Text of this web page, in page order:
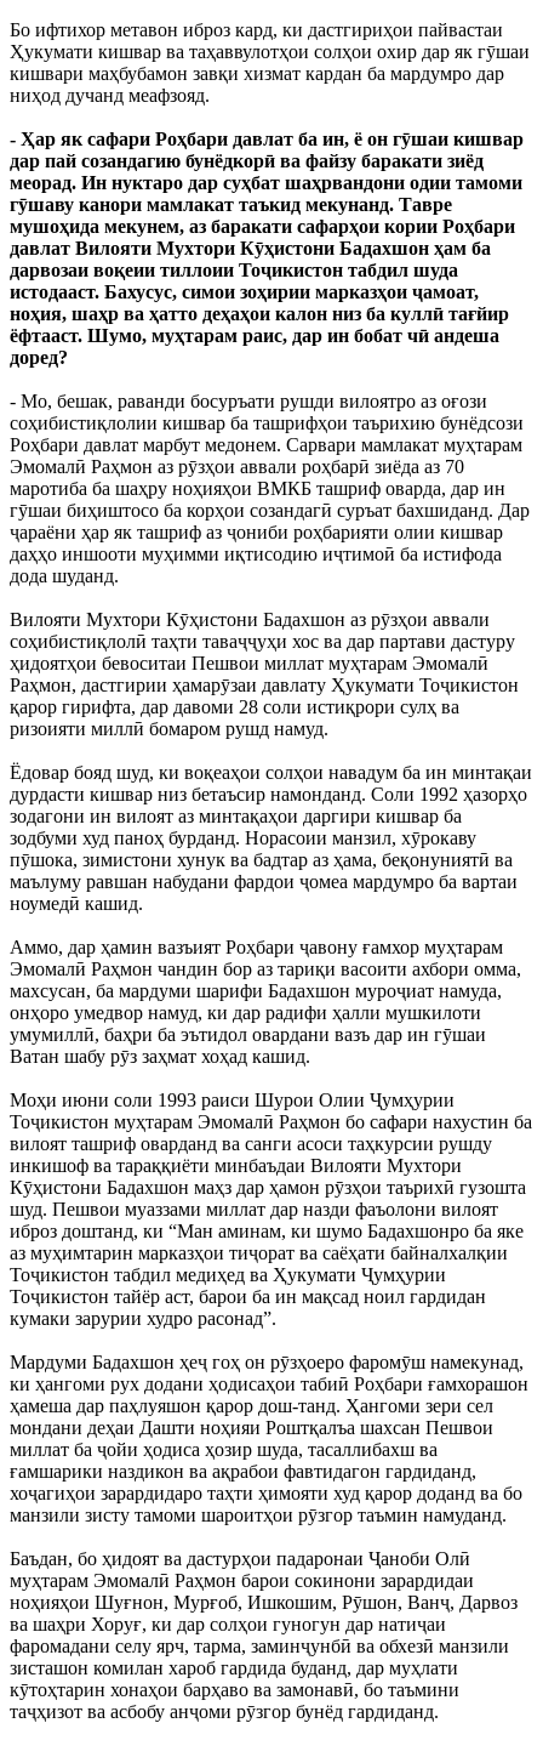
Бо ифтихор метавон иброз кард, ки дастгириҳои пайвастаи
Ҳукумати кишвар ва таҳаввулотҳои солҳои охир дар як гӯшаи
кишвари маҳбубамон завқи хизмат кардан ба мардумро дар
ниҳод дучанд меафзояд.
- Ҳар як сафари Роҳбари давлат ба ин, ё он гӯшаи кишвар
дар пай созандагию бунёдкорӣ ва файзу баракати зиёд
меорад. Ин нуктаро дар суҳбат шаҳрвандони одии тамоми
гӯшаву канори мамлакат таъкид мекунанд. Тавре
мушоҳида мекунем, аз баракати сафарҳои кории Роҳбари
давлат Вилояти Мухтори Кӯҳистони Бадахшон ҳам ба
дарвозаи воқеии тиллоии Тоҷикистон табдил шуда
истодааст. Бахусус, симои зоҳирии марказҳои ҷамоат,
ноҳия, шаҳр ва ҳатто деҳаҳои калон низ ба куллӣ тағйир
ёфтааст. Шумо, муҳтарам раис, дар ин бобат чӣ андеша
доред?
- Мо, бешак, раванди босуръати рушди вилоятро аз оғози
соҳибистиқлолии кишвар ба ташрифҳои таърихию бунёдсози
Роҳбари давлат марбут медонем. Сарвари мамлакат муҳтарам
Эмомалӣ Раҳмон аз рӯзҳои аввали роҳбарӣ зиёда аз 70
маротиба ба шаҳру ноҳияҳои ВМКБ ташриф оварда, дар ин
гӯшаи биҳиштосо ба корҳои созандагӣ суръат бахшиданд. Дар
ҷараёни ҳар як ташриф аз ҷониби роҳбарияти олии кишвар
даҳҳо иншооти муҳимми иқтисодию иҷтимоӣ ба истифода
дода шуданд.
Вилояти Мухтори Кӯҳистони Бадахшон аз рӯзҳои аввали
соҳибистиқлолӣ таҳти таваҷҷуҳи хос ва дар партави дастуру
ҳидоятҳои бевоситаи Пешвои миллат муҳтарам Эмомалӣ
Раҳмон, дастгирии ҳамарӯзаи давлату Ҳукумати Тоҷикистон
қарор гирифта, дар давоми 28 соли истиқрори сулҳ ва
ризоияти миллӣ бомаром рушд намуд.
Ёдовар бояд шуд, ки воқеаҳои солҳои навадум ба ин минтақаи
дурдасти кишвар низ бетаъсир намонданд. Соли 1992 ҳазорҳо
зодагони ин вилоят аз минтақаҳои даргири кишвар ба
зодбуми худ паноҳ бурданд. Норасоии манзил, хӯрокаву
пӯшока, зимистони хунук ва бадтар аз ҳама, беқонуниятӣ ва
маълуму равшан набудани фардои ҷомеа мардумро ба вартаи
ноумедӣ кашид.
Аммо, дар ҳамин вазъият Роҳбари ҷавону ғамхор муҳтарам
Эмомалӣ Раҳмон чандин бор аз тариқи васоити ахбори омма,
махсусан, ба мардуми шарифи Бадахшон муроҷиат намуда,
онҳоро умедвор намуд, ки дар радифи ҳалли мушкилоти
умумиллӣ, баҳри ба эътидол овардани вазъ дар ин гӯшаи
Ватан шабу рӯз заҳмат хоҳад кашид.
Моҳи июни соли 1993 раиси Шурои Олии Ҷумҳурии
Тоҷикистон муҳтарам Эмомалӣ Раҳмон бо сафари нахустин ба
вилоят ташриф оварданд ва санги асоси таҳкурсии рушду
инкишоф ва тараққиёти минбаъдаи Вилояти Мухтори
Кӯҳистони Бадахшон маҳз дар ҳамон рӯзҳои таърихӣ гузошта
шуд. Пешвои муаззами миллат дар назди фаъолони вилоят
иброз доштанд, ки “Ман аминам, ки шумо Бадахшонро ба яке
аз муҳимтарин марказҳои тиҷорат ва саёҳати байналхалқии
Тоҷикистон табдил медиҳед ва Ҳукумати Ҷумҳурии
Тоҷикистон тайёр аст, барои ба ин мақсад ноил гардидан
кумаки зарурии худро расонад”.
Мардуми Бадахшон ҳеҷ гоҳ он рӯзҳоеро фаромӯш намекунад,
ки ҳангоми рух додани ҳодисаҳои табиӣ Роҳбари ғамхорашон
ҳамеша дар паҳлуяшон қарор дош-танд. Ҳангоми зери сел
мондани деҳаи Дашти ноҳияи Роштқалъа шахсан Пешвои
миллат ба ҷойи ҳодиса ҳозир шуда, тасаллибахш ва
ғамшарики наздикон ва ақрабои фавтидагон гардиданд,
хоҷагиҳои зарардидаро таҳти ҳимояти худ қарор доданд ва бо
манзили зисту тамоми шароитҳои рӯзгор таъмин намуданд.
Баъдан, бо ҳидоят ва дастурҳои падаронаи Ҷаноби Олӣ
муҳтарам Эмомалӣ Раҳмон барои сокинони зарардидаи
ноҳияҳои Шуғнон, Мурғоб, Ишкошим, Рӯшон, Ванҷ, Дарвоз
ва шаҳри Хоруғ, ки дар солҳои гуногун дар натиҷаи
фаромадани селу ярч, тарма, заминҷунбӣ ва обхезӣ манзили
зисташон комилан хароб гардида буданд, дар муҳлати
кӯтоҳтарин хонаҳои барҳаво ва замонавӣ, бо таъмини
таҷҳизот ва асбобу анҷоми рӯзгор бунёд гардиданд.